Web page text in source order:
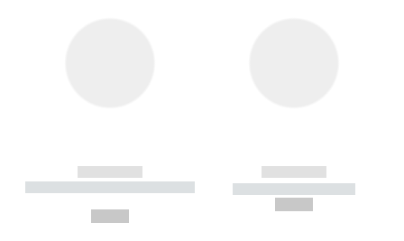
------------
----------- ----------- --------
------------
----------- -----------